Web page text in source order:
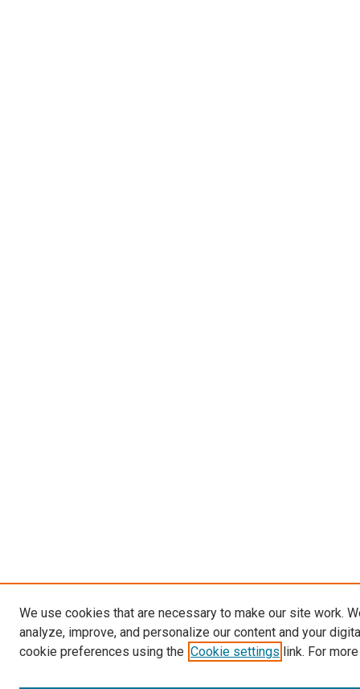
We use cookies that are necessary to make our site work.
analyze, improve, and personalize our content and your
cookie preferences using the Cookie settings link. For